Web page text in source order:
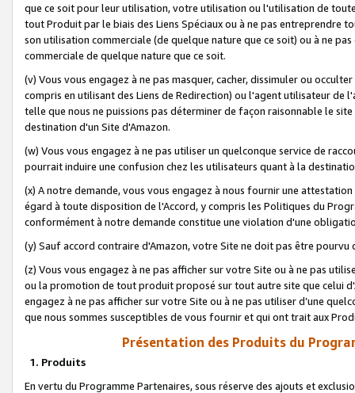
que ce soit pour leur utilisation, votre utilisation ou l'utilisation de
tout Produit par le biais des Liens Spéciaux ou à ne pas entreprendre
son utilisation commerciale (de quelque nature que ce soit) ou à ne
commerciale de quelque nature que ce soit.
(v) Vous vous engagez à ne pas masquer, cacher, dissimuler ou
compris en utilisant des Liens de Redirection) ou l'agent utilisateur
telle que nous ne puissions pas déterminer de façon raisonnable le
destination d'un Site d'Amazon.
(w) Vous vous engagez à ne pas utiliser un quelconque service de
pourrait induire une confusion chez les utilisateurs quant à la
(x) A notre demande, vous vous engagez à nous fournir une
égard à toute disposition de l'Accord, y compris les Politiques du
conformément à notre demande constitue une violation d'une
(y) Sauf accord contraire d'Amazon, votre Site ne doit pas être
(z) Vous vous engagez à ne pas afficher sur votre Site ou à ne pas
ou la promotion de tout produit proposé sur tout autre site que celui
engagez à ne pas afficher sur votre Site ou à ne pas utiliser d’une
que nous sommes susceptibles de vous fournir et qui ont trait aux
Présentation des Produits du
1. Produits
En vertu du Programme Partenaires, sous réserve des ajouts et